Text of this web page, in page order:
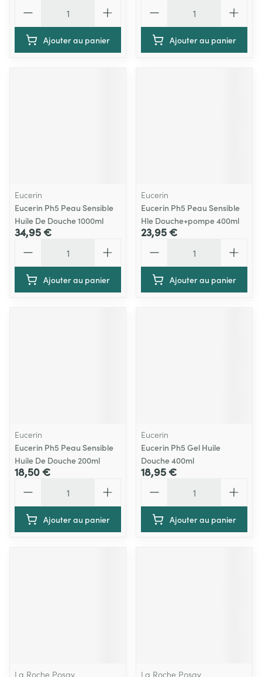
Ajouter au panier Ajouter au panier
Eucerin
Eucerin Ph5 Peau Sensible
Huile De Douche 1000ml
34,95 €
Ajouter au panier
Eucerin
Eucerin Ph5 Peau Sensible
Hle Douche+pompe 400ml
23,95 €
Ajouter au panier
Eucerin
Eucerin Ph5 Peau Sensible
Huile De Douche 200ml
18,50 €
Ajouter au panier
Eucerin
Eucerin Ph5 Gel Huile
Douche 400ml
18,95 €
Ajouter au panier
La Roche Posay La Roche Posay